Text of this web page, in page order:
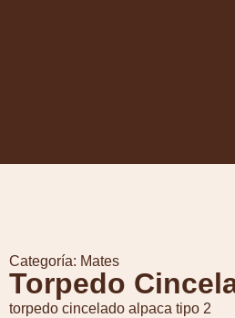
Categoría: Mates
Torpedo
torpedo cincelado alpaca tipo 2